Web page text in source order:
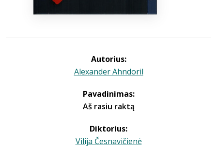
Autorius:
Alexander Ahndoril
Pavadinimas:
Aš rasiu raktą
Diktorius:
Vilija Česnavičienė